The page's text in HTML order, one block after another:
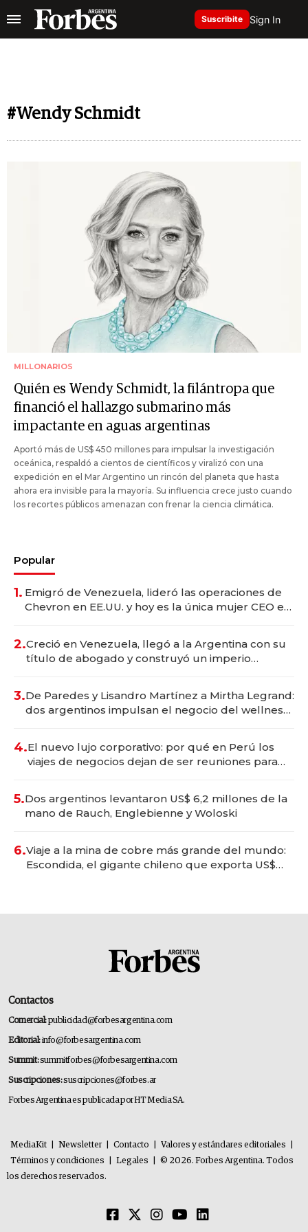
Suscribite Sign In
#Wendy Schmidt
MILLONARIOS
Quién es Wendy Schmidt, la filántropa que
financió el hallazgo submarino más
impactante en aguas argentinas
Aportó más de US$ 450 millones para impulsar la investigación
oceánica, respaldó a cientos de científicos y viralizó con una
expedición en el Mar Argentino un rincón del planeta que hasta
ahora era invisible para la mayoría. Su influencia crece justo cuando
los recortes públicos amenazan con frenar la ciencia climática.
Popular
1. Emigró de Venezuela, lideró las operaciones de
Chevron en EE.UU. y hoy es la única mujer CEO en
2.Creció en Venezuela, llegó a la Argentina con su
título de abogado y construyó un imperio
3.De Paredes y Lisandro Martínez a Mirtha Legrand:
dos argentinos impulsan el negocio del wellness
4.El nuevo lujo corporativo: por qué en Perú los
viajes de negocios dejan de ser reuniones para
5.Dos argentinos levantaron US$ 6,2 millones de la
mano de Rauch, Englebienne y Woloski
6.Viaje a la mina de cobre más grande del mundo:
Escondida, el gigante chileno que exporta US$
Contactos
Comercial:publicidad@forbesargentina.com
Editorial:info@forbesargentina.com
Summit:summitforbes@forbesargentina.com
Suscripciones:suscripciones@forbes.ar
Forbes Argentina es publicada por HT Media SA.
MediaKit Newsletter Contacto Valores y estándares editoriales
Términos y condiciones
Legales
© 2026. Forbes Argentina. Todos
los derechos reservados.